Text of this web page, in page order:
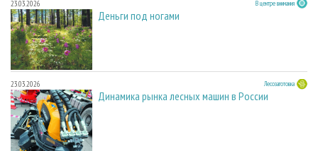
23.03.2026 В центре внимания
Деньги под ногами
23.03.2026 Лесозаготовка
Динамика рынка лесных машин в России